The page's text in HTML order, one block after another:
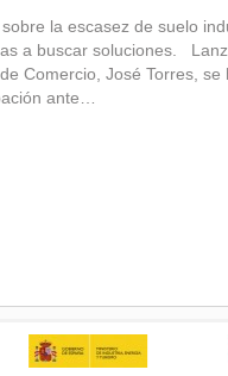
la escasez de suelo
a buscar soluciones.
Comercio, José Torres,
ante…